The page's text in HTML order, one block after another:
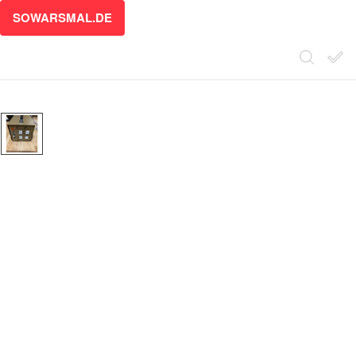
SOWARSMAL.DE